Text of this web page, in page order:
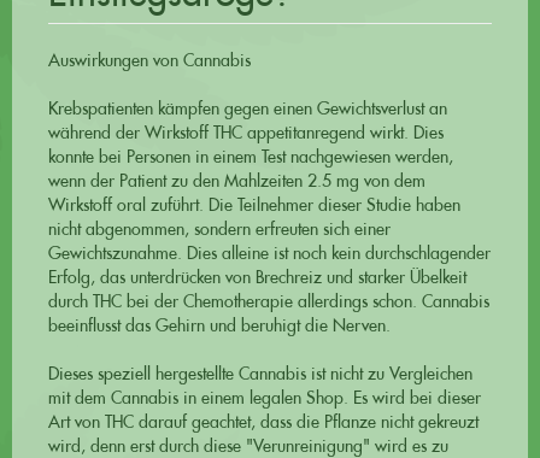
Auswirkungen von Cannabis
Krebspatienten kämpfen gegen einen Gewichtsverlust an
während der Wirkstoff THC appetitanregend wirkt. Dies
konnte bei Personen in einem Test nachgewiesen werden,
wenn der Patient zu den Mahlzeiten 2.5 mg von dem
Wirkstoff oral zuführt. Die Teilnehmer dieser Studie haben
nicht abgenommen, sondern erfreuten sich einer
Gewichtszunahme. Dies alleine ist noch kein durchschlagender
Erfolg, das unterdrücken von Brechreiz und starker Übelkeit
durch THC bei der Chemotherapie allerdings schon. Cannabis
beeinflusst das Gehirn und beruhigt die Nerven.
Dieses speziell hergestellte Cannabis ist nicht zu Vergleichen
mit dem Cannabis in einem legalen Shop. Es wird bei dieser
Art von THC darauf geachtet, dass die Pflanze nicht gekreuzt
wird, denn erst durch diese "Verunreinigung" wird es zu